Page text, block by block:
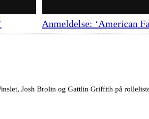
Anmeldelse: ‘American
Josh Brolin og Gattlin Griffith på